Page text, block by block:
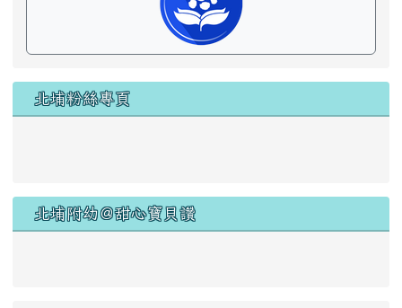
北埔粉絲專頁
北埔附幼＠甜心寶貝讚